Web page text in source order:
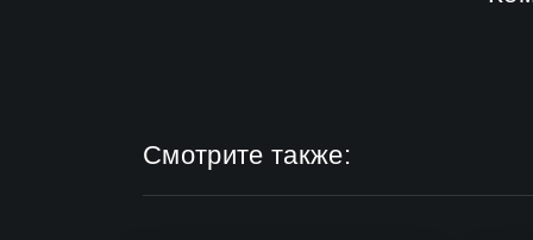
Смотрите также: